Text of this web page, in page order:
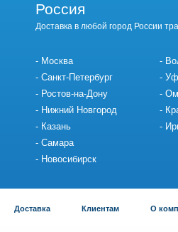
Россия
Доставка в любой город России
Москва
Санкт-Петербург
Ростов-на-Дону
Нижний Новгород
Казань
Самара
Новосибирск
Доставка Клиентам О